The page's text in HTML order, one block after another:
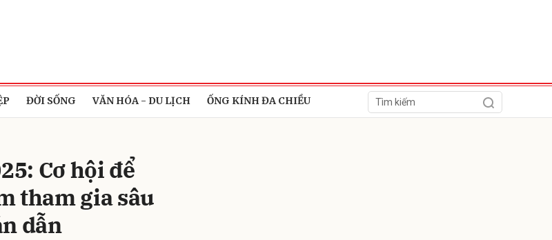
ĐỜI SỐNG VĂN HÓA - DU LỊCH ỐNG KÍNH ĐA CHIỀU
Cơ hội để
tham gia sâu
dẫn